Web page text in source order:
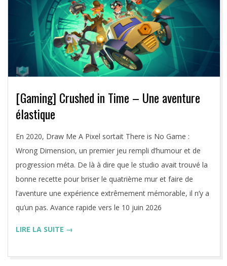
[Gaming] Crushed in Time – Une aventure
élastique
2026-
06-
10
En 2020, Draw Me A Pixel sortait There is No Game :
Wrong Dimension, un premier jeu rempli d’humour et de
progression méta. De là à dire que le studio avait trouvé la
bonne recette pour briser le quatrième mur et faire de
l’aventure une expérience extrêmement mémorable, il n’y a
qu’un pas. Avance rapide vers le 10 juin 2026
LIRE LA SUITE →